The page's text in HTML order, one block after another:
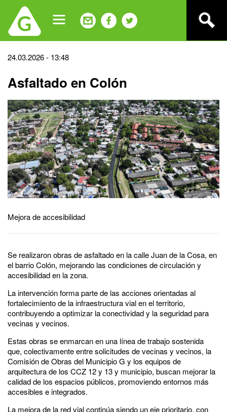
navigation
Back
top
24.03.2026 - 13:48
Asfaltado en Colón
Mejora de accesibilidad
Se realizaron obras de asfaltado en la calle Juan de la Cosa, en
el barrio Colón, mejorando las condiciones de circulación y
accesibilidad en la zona.
La intervención forma parte de las acciones orientadas al
fortalecimiento de la infraestructura vial en el territorio,
contribuyendo a optimizar la conectividad y la seguridad para
vecinas y vecinos.
Estas obras se enmarcan en una línea de trabajo sostenida
que, colectivamente entre solicitudes de vecinas y vecinos, la
Comisión de Obras del Municipio G y los equipos de
arquitectura de los CCZ 12 y 13 y municipio, buscan mejorar la
calidad de los espacios públicos, promoviendo entornos más
accesibles e integrados.
La mejora de la red vial continúa siendo un eje prioritario, con